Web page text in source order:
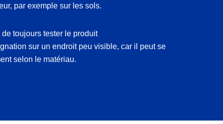
par exemple sur les sols.
toujours tester le produit
sur un endroit peu visible, car il peut se
selon le matériau.